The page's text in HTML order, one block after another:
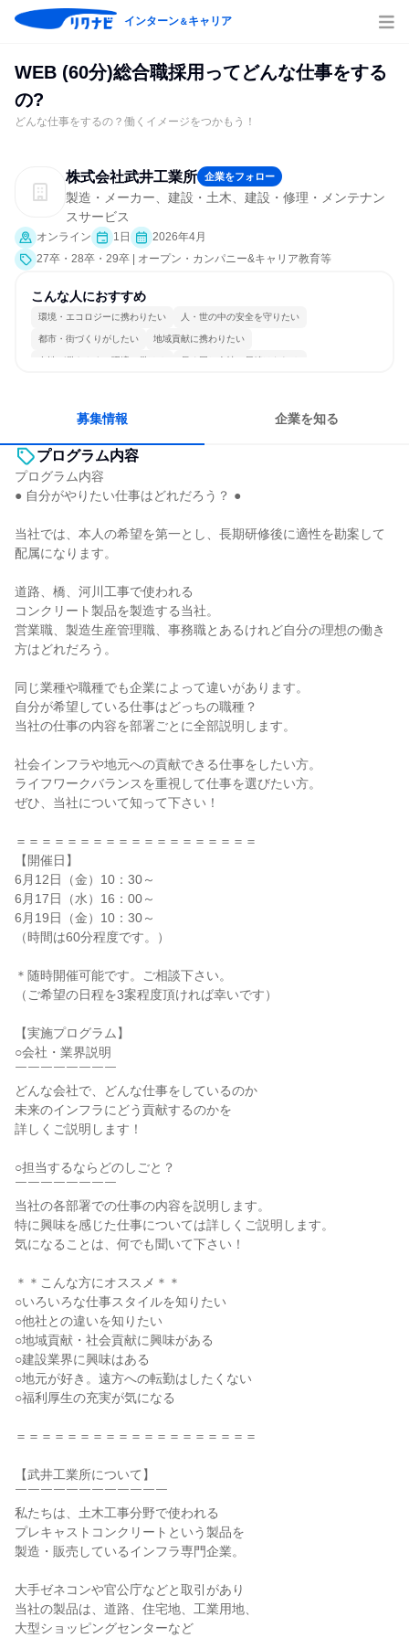
インターン＆キャリア
WEB (60分)総合職採用ってどんな仕事をする
の?
どんな仕事をするの？働くイメージをつかもう！
株式会社武井工業所 企業をフォロー
製造・メーカー、建設・土木、建設・修理・メンテナン
スサービス
オンライン 1日
2026年4月
27卒・28卒・29卒 | オープン・カンパニー&キャリア教育等
こんな人におすすめ
環境・エコロジーに携わりたい 人・世の中の安全を守りたい
都市・街づくりがしたい 地域貢献に携わりたい
女性が働きやすい環境で働ける 長く同じ会社に居続けられる
募集情報 企業を知る
プログラム内容
プログラム内容
● 自分がやりたい仕事はどれだろう？ ●
当社では、本人の希望を第一とし、長期研修後に適性を勘案して
配属になります。
道路、橋、河川工事で使われる
コンクリート製品を製造する当社。
営業職、製造生産管理職、事務職とあるけれど自分の理想の働き
方はどれだろう。
同じ業種や職種でも企業によって違いがあります。
自分が希望している仕事はどっちの職種？
当社の仕事の内容を部署ごとに全部説明します。
社会インフラや地元への貢献できる仕事をしたい方。
ライフワークバランスを重視して仕事を選びたい方。
ぜひ、当社について知って下さい！
＝＝＝＝＝＝＝＝＝＝＝＝＝＝＝＝＝＝＝
【開催日】
6月12日（金）10：30～
6月17日（水）16：00～
6月19日（金）10：30～
（時間は60分程度です。）
＊随時開催可能です。ご相談下さい。
（ご希望の日程を3案程度頂ければ幸いです）
【実施プログラム】
○会社・業界説明
￣￣￣￣￣￣￣￣
どんな会社で、どんな仕事をしているのか
未来のインフラにどう貢献するのかを
詳しくご説明します！
○担当するならどのしごと？
￣￣￣￣￣￣￣￣
当社の各部署での仕事の内容を説明します。
特に興味を感じた仕事については詳しくご説明します。
気になることは、何でも聞いて下さい！
＊＊こんな方にオススメ＊＊
○いろいろな仕事スタイルを知りたい
○他社との違いを知りたい
○地域貢献・社会貢献に興味がある
○建設業界に興味はある
○地元が好き。遠方への転勤はしたくない
○福利厚生の充実が気になる
＝＝＝＝＝＝＝＝＝＝＝＝＝＝＝＝＝＝＝
【武井工業所について】
￣￣￣￣￣￣￣￣￣￣￣￣
私たちは、土木工事分野で使われる
プレキャストコンクリートという製品を
製造・販売しているインフラ専門企業。
大手ゼネコンや官公庁などと取引があり
当社の製品は、道路、住宅地、工業用地、
大型ショッピングセンターなど